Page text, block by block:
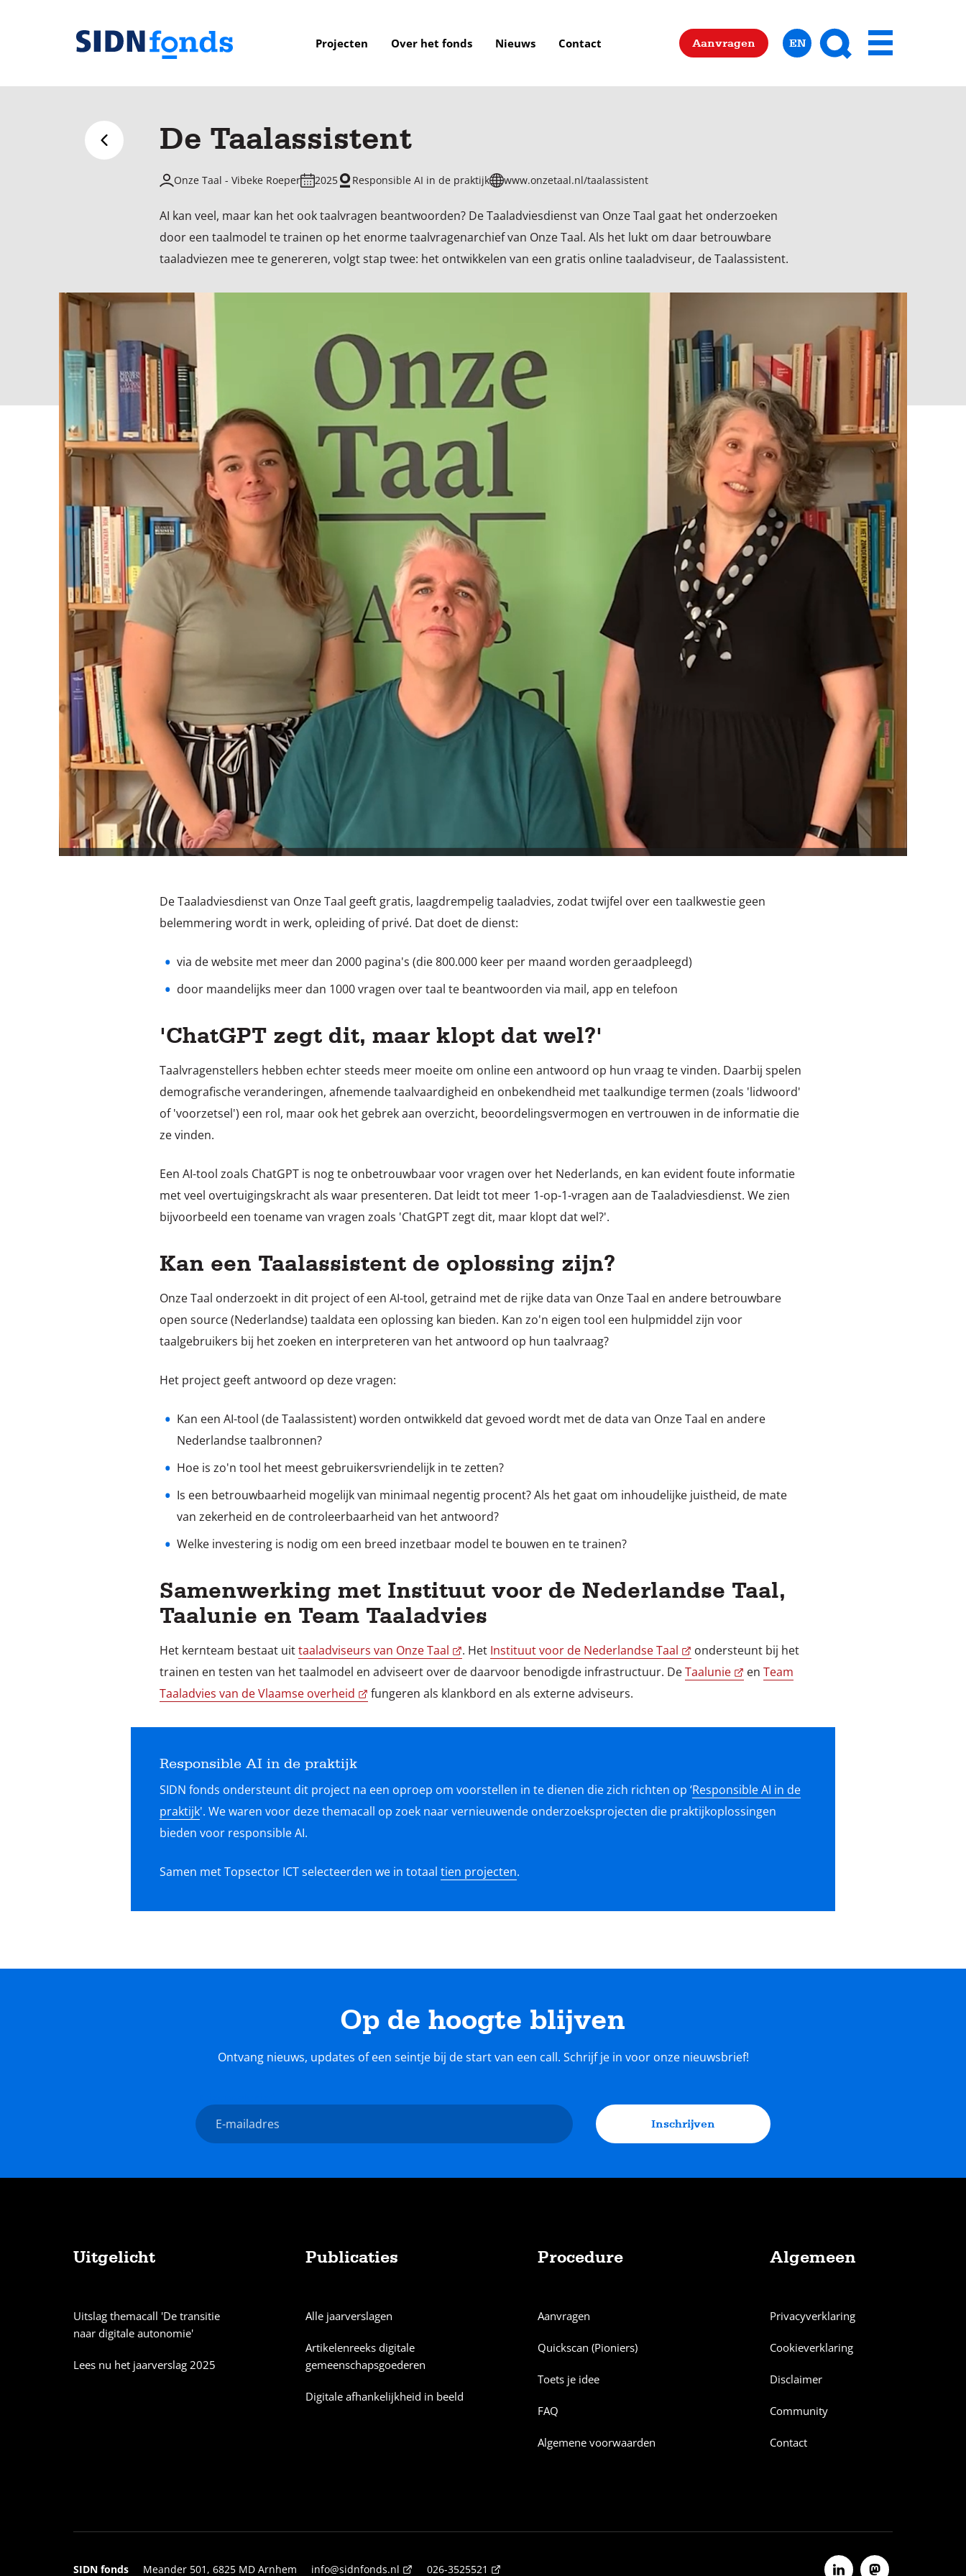
Sla de navigatie over en ga naar de inhoud
van
fonds
Projecten Over het fonds Nieuws Contact Aanvragen EN
Zoeken
Menu
Terug naar overzicht De Taalassistent
Onze Taal - Vibeke Roeper 2025 Responsible AI in de praktijk www.onzetaal.nl/taalassistent
AI kan veel, maar kan het ook taalvragen beantwoorden? De Taaladviesdienst van Onze Taal gaat het onderzoeken
door een taalmodel te trainen op het enorme taalvragenarchief van Onze Taal. Als het lukt om daar betrouwbare
taaladviezen mee te genereren, volgt stap twee: het ontwikkelen van een gratis online taaladviseur, de Taalassistent.
De Taaladviesdienst van Onze Taal geeft gratis, laagdrempelig taaladvies, zodat twijfel over een taalkwestie geen
belemmering wordt in werk, opleiding of privé. Dat doet de dienst:
via de website met meer dan 2000 pagina's (die 800.000 keer per maand worden geraadpleegd)
door maandelijks meer dan 1000 vragen over taal te beantwoorden via mail, app en telefoon
'ChatGPT zegt dit, maar klopt dat wel?'
Taalvragenstellers hebben echter steeds meer moeite om online een antwoord op hun vraag te vinden. Daarbij spelen
demografische veranderingen, afnemende taalvaardigheid en onbekendheid met taalkundige termen (zoals 'lidwoord'
of 'voorzetsel') een rol, maar ook het gebrek aan overzicht, beoordelingsvermogen en vertrouwen in de informatie die
ze vinden.
Een AI-tool zoals ChatGPT is nog te onbetrouwbaar voor vragen over het Nederlands, en kan evident foute informatie
met veel overtuigingskracht als waar presenteren. Dat leidt tot meer 1-op-1-vragen aan de Taaladviesdienst. We zien
bijvoorbeeld een toename van vragen zoals 'ChatGPT zegt dit, maar klopt dat wel?'.
Kan een Taalassistent de oplossing zijn?
Onze Taal onderzoekt in dit project of een AI-tool, getraind met de rijke data van Onze Taal en andere betrouwbare
open source (Nederlandse) taaldata een oplossing kan bieden. Kan zo'n eigen tool een hulpmiddel zijn voor
taalgebruikers bij het zoeken en interpreteren van het antwoord op hun taalvraag?
Het project geeft antwoord op deze vragen:
Kan een AI-tool (de Taalassistent) worden ontwikkeld dat gevoed wordt met de data van Onze Taal en andere
Nederlandse taalbronnen?
Hoe is zo'n tool het meest gebruikersvriendelijk in te zetten?
Is een betrouwbaarheid mogelijk van minimaal negentig procent? Als het gaat om inhoudelijke juistheid, de mate
van zekerheid en de controleerbaarheid van het antwoord?
Welke investering is nodig om een breed inzetbaar model te bouwen en te trainen?
Samenwerking met Instituut voor de Nederlandse Taal,
Taalunie en Team Taaladvies
Het kernteam bestaat uittaaladviseurs van Onze Taal . Het Instituut voor de Nederlandse Taal
ondersteunt bij het
trainen en testen van het taalmodel en adviseert over de daarvoor benodigde infrastructuur. DeTaalunie en Team
Taaladvies van de Vlaamse overheid
fungeren als klankbord en als externe adviseurs.
Responsible AI in de praktijk
SIDN fonds ondersteunt dit project na een oproep om voorstellen in te dienen die zich richten op ‘Responsible AI in de
praktijk'. We waren voor deze themacall op zoek naar vernieuwende onderzoeksprojecten die praktijkoplossingen
bieden voor responsible AI.
Samen met Topsector ICT selecteerden we in totaal tien projecten.
Op de hoogte blijven
Ontvang nieuws, updates of een seintje bij de start van een call. Schrijf je in voor onze nieuwsbrief!
E-
mailadres
Inschrijven
Uitgelicht
Uitslag themacall 'De transitie
naar digitale autonomie'
Lees nu het jaarverslag 2025
Publicaties
Alle jaarverslagen
Artikelenreeks digitale
gemeenschapsgoederen
Digitale afhankelijkheid in beeld
Procedure
Aanvragen
Quickscan (Pioniers)
Toets je idee
FAQ
Algemene voorwaarden
Algemeen
Privacyverklaring
Cookieverklaring
Disclaimer
Community
Contact
SIDN fonds Meander 501, 6825 MD Arnhem info@sidnfonds.nl 026-3525521 Volg ons op Linkedin Volg ons op Mastodon